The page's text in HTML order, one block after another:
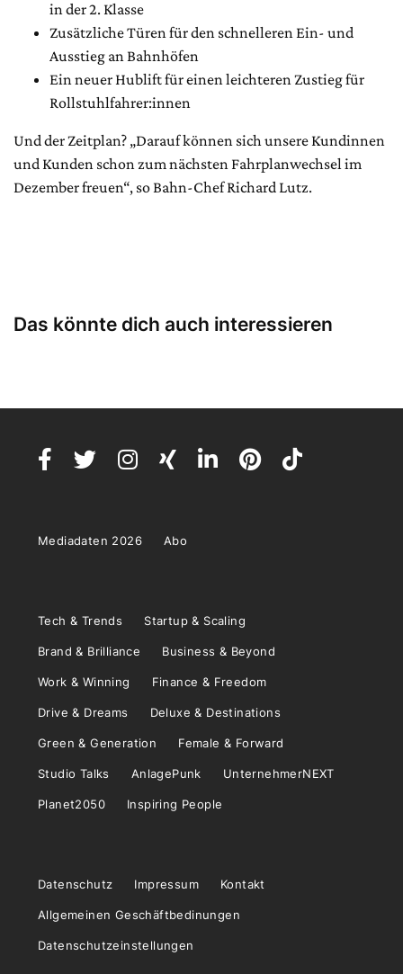
in der 2. Klasse
Zusätzliche Türen für den schnelleren Ein- und
Ausstieg an Bahnhöfen
Ein neuer Hublift für einen leichteren Zustieg für
Rollstuhlfahrer:innen
Und der Zeitplan? „Darauf können sich unsere Kundinnen
und Kunden schon zum nächsten Fahrplanwechsel im
Dezember freuen“, so Bahn-Chef Richard Lutz.
Das könnte dich auch interessieren
Mediadaten 2026 Abo
Tech & Trends Startup & Scaling
Brand & Brilliance Business & Beyond
Work & Winning Finance & Freedom
Drive & Dreams Deluxe & Destinations
Green & Generation Female & Forward
Studio Talks AnlagePunk UnternehmerNEXT
Planet2050 Inspiring People
Datenschutz Impressum Kontakt
Allgemeinen Geschäftbedinungen
Datenschutzeinstellungen